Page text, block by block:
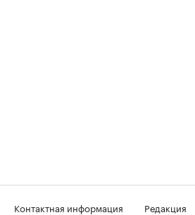
Контактная информация Редакция